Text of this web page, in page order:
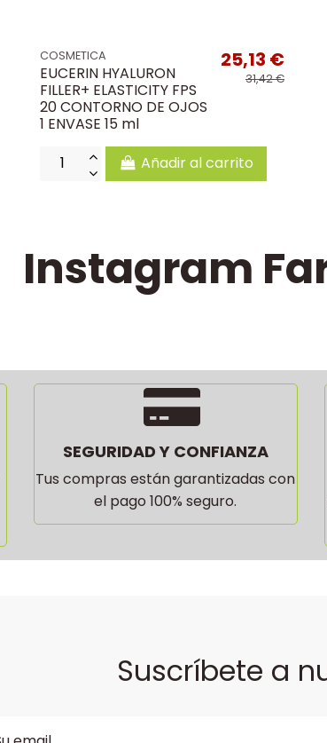
COSMETICA
EUCERIN HYALURON
FILLER+ ELASTICITY FPS
20 CONTORNO DE OJOS
1 ENVASE 15 ml
25,13 €
31,42 €
Añadir al carrito
Instagram
SEGURIDAD Y CONFIANZA
Tus compras están garantizadas con
el pago 100% seguro.
Suscríbete a